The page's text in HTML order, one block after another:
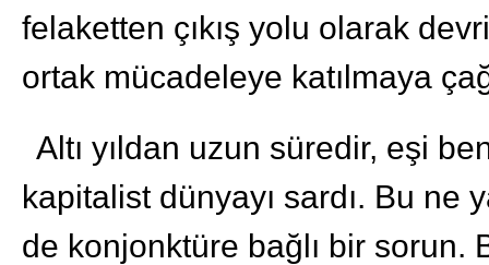
felaketten çıkış yolu olarak
ortak mücadeleye katılmaya
Altı yıldan uzun süredir, eşi
kapitalist dünyayı sardı. Bu ne
de konjonktüre bağlı bir sorun.